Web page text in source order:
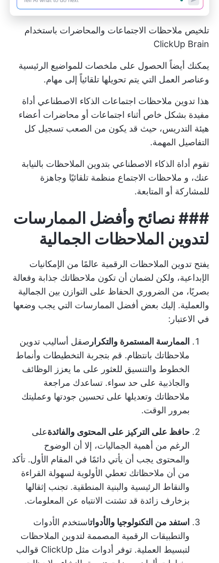
تلخيص ملاحظات الاجتماعات والمحاضرات باستخدام
ClickUp Brain
يمكنك أيضاً الحصول على ملخصات للمواضيع الرئيسية
وعناصر العمل التي يتم تحويلها تلقائياً إلى مهام.
هذا تدوين ملاحظات اجتماعات الذكاء الاصطناعي أداة
مفيدة بشكل خاص أثناء اجتماعات أو محاضرات أعضاء
هيئة التدريس، حيث قد يكون من الصعب تسجيل كل
التفاصيل المهمة.
تقوم أداة الذكاء الاصطناعي بتدوين الملاحظات بالنيابة
عنك، و ملاحظات الاجتماع منظمة تلقائيًا وجاهزة
للمشاركة أو المتابعة.
### نصائح وأفضل الممارسات
لتدوين الملاحظات الجمالية
يفتح تدوين الملاحظات الرقمية عالمًا من الإمكانيات
الإبداعية، ولكن لضمان أن تكون ملاحظاتك جذابة وفعالة
بصريًا، من الضروري الحفاظ على التوازن بين الجمالية
والعملية. إليك بعض أفضل الممارسات التي يجب وضعها
في الاعتبار:
الممارسة المستمرة والتكرار صقل أساليب تدوين
ملاحظاتك بانتظام. قم بتجربة التخطيطات وأنماط
الخطوط والتنسيق للعثور على ما يعزز الوظائف
والجاذبية على حد سواء. تساعدك مراجعة
ملاحظاتك وتعديلها على تحسين جودتها وعمليتك
بمرور الوقت.
حافظ على التركيز على المحتوى والفائدةعلى
الرغم من أهمية الجماليات، إلا أن الوضوح
والمحتوى يجب أن يأتي دائمًا في المقام الأول. تأكد
من أن ملاحظاتك تعطي الأولوية لسهولة القراءة
والنقاط الرئيسية والبنية المنطقية. تجنب إثقالها
بزخارف زائدة قد تشتت الانتباه عن المعلومات.
استفد من التكنولوجيا والأدواتاستخدم الأدوات
والتطبيقات الرقمية المصممة لتدوين الملاحظات
لتبسيط العملية. توفر أدوات مثل ClickUp قوالب